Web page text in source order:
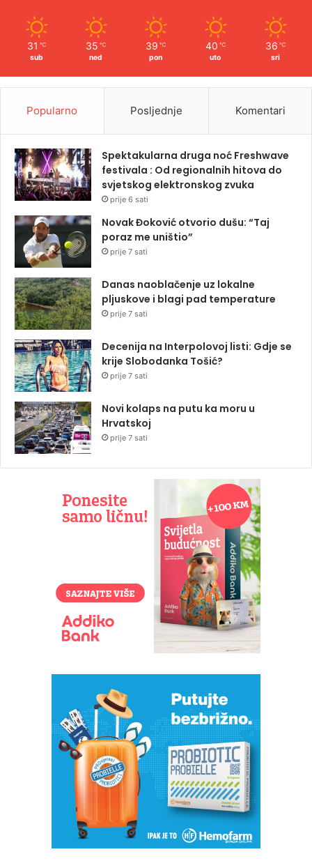
31 ℃
sub
35 ℃
ned
39 ℃
pon
40 ℃
uto
36 ℃
sri
Popularno Posljednje Komentari
Spektakularna druga noć Freshwave
festivala : Od regionalnih hitova do
svjetskog elektronskog zvuka
prije 6 sati
Novak Đoković otvorio dušu: “Taj
poraz me uništio”
prije 7 sati
Danas naoblačenje uz lokalne
pljuskove i blagi pad temperature
prije 7 sati
Decenija na Interpolovoj listi: Gdje se
krije Slobodanka Tošić?
prije 7 sati
Novi kolaps na putu ka moru u
Hrvatskoj
prije 7 sati